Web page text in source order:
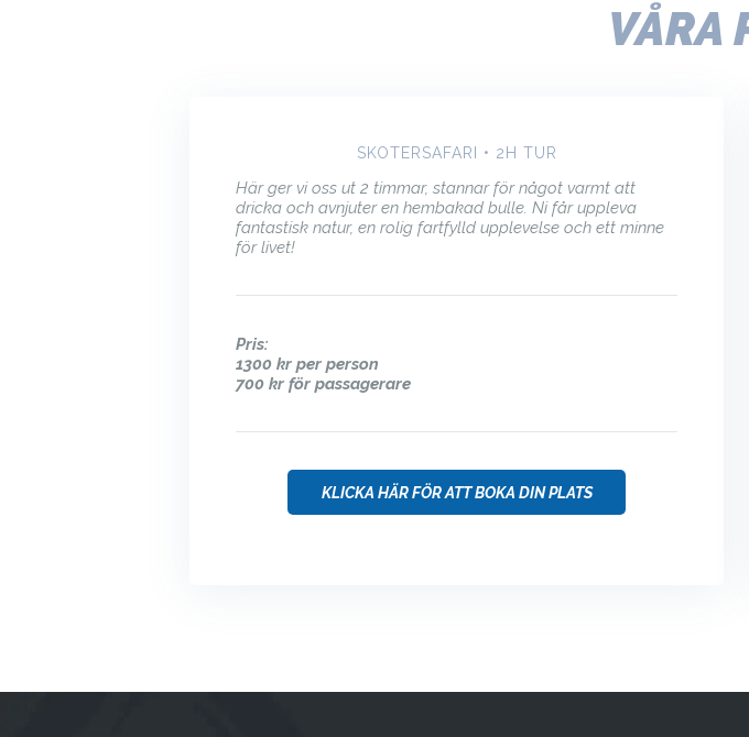
VÅRA
SKOTERSAFARI • 2H TUR
Här ger vi oss ut 2 timmar, stannar för något varmt att
dricka och avnjuter en hembakad bulle. Ni får uppleva
fantastisk natur, en rolig fartfylld upplevelse och ett minne
för livet!
Pris:
1300 kr per person
700 kr för passagerare
KLICKA HÄR FÖR ATT BOKA DIN PLATS